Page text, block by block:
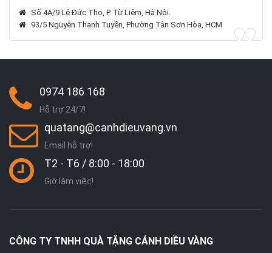
Số 4A/9 Lê Đức Thọ, P. Từ Liêm, Hà Nội.
93/5 Nguyễn Thanh Tuyền, Phường Tân Sơn Hòa, HCM
0974 186 168
Hỗ trợ 24/7!
quatang@canhdieuvang.vn
Email hỗ trợ!
T2 - T6 / 8:00 - 18:00
Giờ làm việc!
CÔNG TY TNHH QUÀ TẶNG CÁNH DIỀU VÀNG